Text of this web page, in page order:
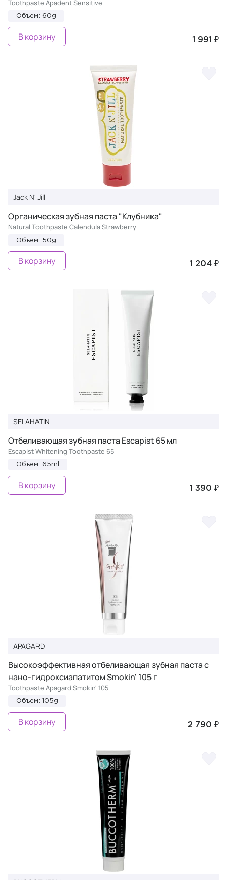
Toothpaste Apadent Sensitive
Объем: 60g
1 991 ₽
В корзину
Jack N' Jill
Органическая зубная паста "Клубника"
Natural Toothpaste Calendula Strawberry
Объем: 50g
1 204 ₽
В корзину
SELAHATIN
Отбеливающая зубная паста Escapist 65 мл
Escapist Whitening Toothpaste 65
Объем: 65ml
1 390 ₽
В корзину
APAGARD
Высокоэффективная отбеливающая зубная паста с
нано-гидроксиапатитом Smokin' 105 г
Toothpaste Apagard Smokin' 105
Объем: 105g
2 790 ₽
В корзину